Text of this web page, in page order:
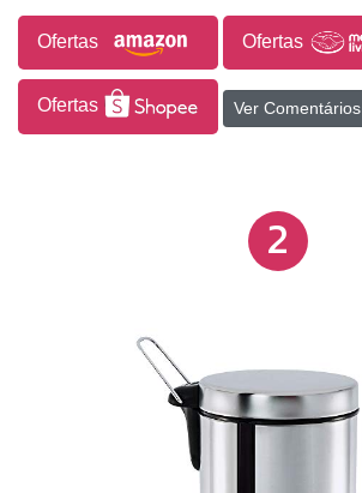
mais prática para o uso diário.
Ofertas Ofertas
Ofertas Ver Comentários
2